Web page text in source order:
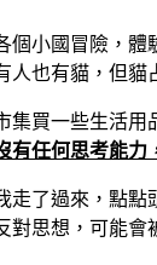
個小國冒險，
人也有貓，但
集買一些生活
有任何思考能力
走了過來，點
對思想，可能